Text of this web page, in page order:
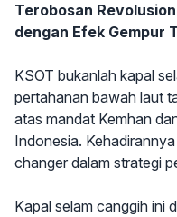
Terobosan
dengan Efek Gempur
KSOT bukanlah kapal
pertahanan bawah laut
atas mandat Kemhan
Indonesia.
changer dalam strategi
Kapal selam canggih ini